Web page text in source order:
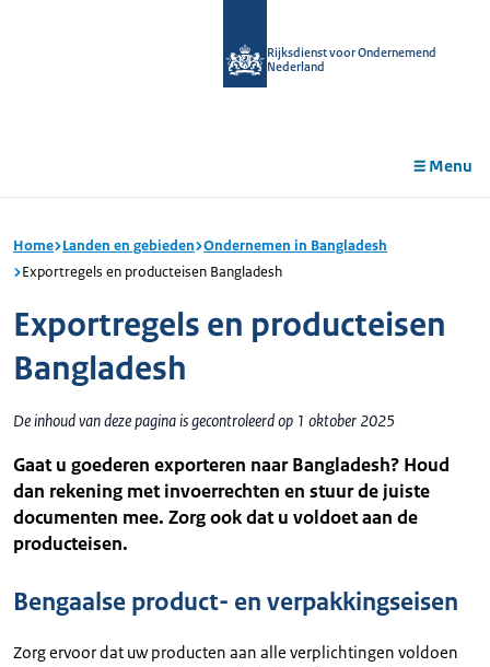
Rijksdienst voor Ondernemend
Nederland
Menu
Home Landen en gebieden Ondernemen in Bangladesh
Exportregels en producteisen Bangladesh
Exportregels en producteisen
Bangladesh
De inhoud van deze pagina is gecontroleerd op 1 oktober 2025
Gaat u goederen exporteren naar Bangladesh? Houd
dan rekening met invoerrechten en stuur de juiste
documenten mee. Zorg ook dat u voldoet aan de
producteisen.
Bengaalse product- en verpakkingseisen
Zorg ervoor dat uw producten aan alle verplichtingen voldoen